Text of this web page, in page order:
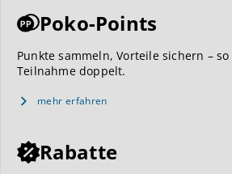
Poko-Points
Punkte sammeln, Vorteile sichern –
Teilnahme doppelt.
mehr erfahren
Rabatte